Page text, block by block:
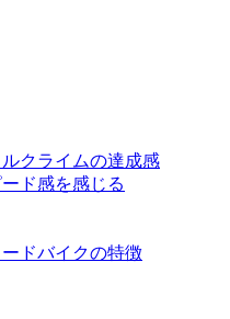
クライムの達成感
ド感を感じる
ドバイクの特徴